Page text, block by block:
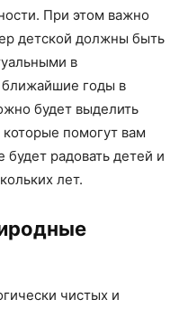
При этом важно
детской должны быть
в
ближайшие годы в
будет выделить
помогут вам
будет радовать детей и
лет.
чистых и